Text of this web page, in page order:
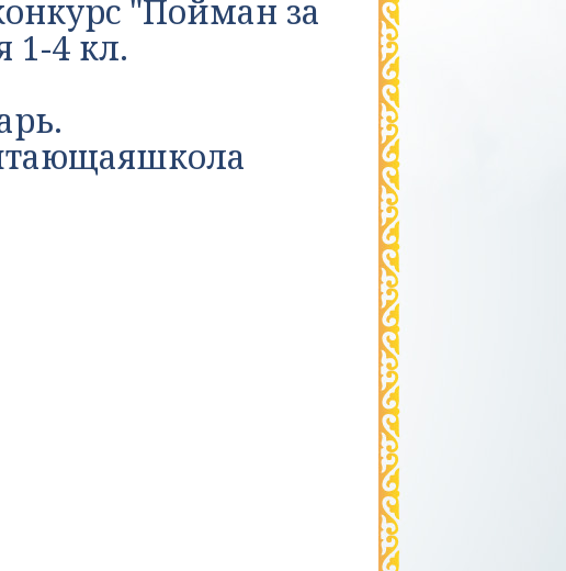
"Пойман за
1-4 кл.